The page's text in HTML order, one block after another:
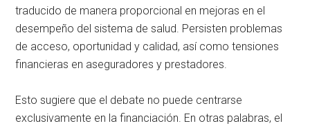
traducido de manera proporcional en mejoras en el
desempeño del sistema de salud. Persisten problemas
de acceso, oportunidad y calidad, así como tensiones
financieras en aseguradores y prestadores.
Esto sugiere que el debate no puede centrarse
exclusivamente en la financiación. En otras palabras, el